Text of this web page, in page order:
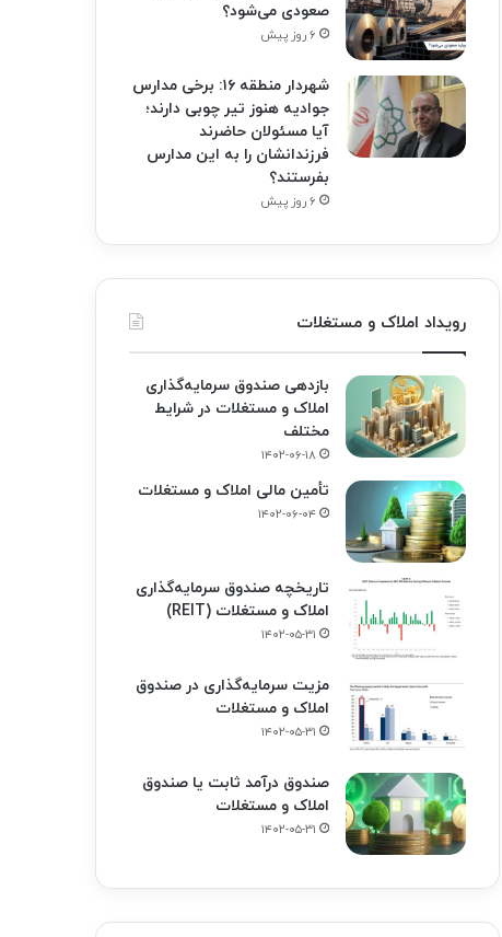
صعودی می‌شود؟
۶ روز پیش
شهردار منطقه ۱۶: برخی مدارس
جوادیه هنوز تیر چوبی دارند؛
آیا مسئولان حاضرند
فرزندانشان را به این مدارس
بفرستند؟
۶ روز پیش
رویداد املاک و مستغلات
بازدهی صندوق سرمایه‌گذاری
املاک و مستغلات در شرایط
مختلف
۱۴۰۲-۰۶-۱۸
تأمین مالی املاک و مستغلات
۱۴۰۲-۰۶-۰۴
تاریخچه صندوق سرمایه‌گذاری
املاک و مستغلات (REIT)
۱۴۰۲-۰۵-۳۱
مزیت سرمایه‌گذاری در صندوق
املاک و مستغلات
۱۴۰۲-۰۵-۳۱
صندوق درآمد ثابت یا صندوق
املاک و مستغلات
۱۴۰۲-۰۵-۳۱